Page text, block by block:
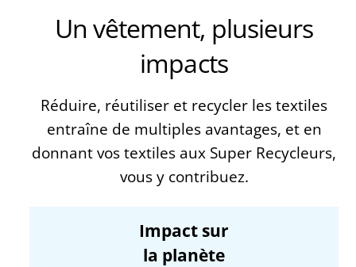
Un vêtement, plusieurs
impacts
Réduire, réutiliser et recycler les textiles
entraîne de multiples avantages, et en
donnant vos textiles aux Super Recycleurs,
vous y contribuez.
Impact sur
la planète